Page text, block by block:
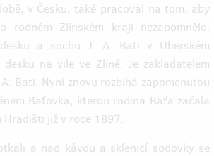
v Česku, také pracoval na tom, aby
Zlínském kraji nezapomnělo.
a sochu J. A. Bati v Uherském
na vile ve Zlíně. Je zakladatelem
Bati. Nyní znovu rozbíhá zapomenutou
Baťovka, kterou rodina Baťa začala
Hradišti již v roce 1897.
a nad kávou a sklenicí sodovky se